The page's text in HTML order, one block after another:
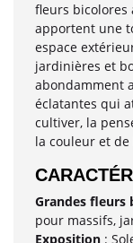
fleurs bicolores
apportent une
espace
jardinières et
abondamment
éclatantes qui
cultiver, la
la couleur et
Grandes fleurs
pour massifs,
Exposition :